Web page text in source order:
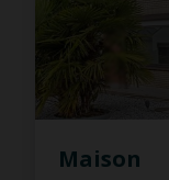
Maison